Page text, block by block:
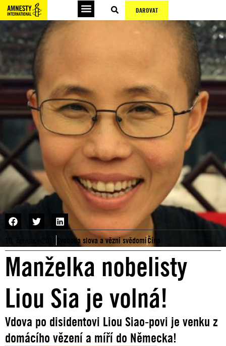
DAROVAT
Svoboda slova a vězni svědomíČína
Manželka nobelisty
Liou Sia je volná!
Vdova po disidentovi Liou Siao-povi je venku z
domácího vězení a míří do Německa!